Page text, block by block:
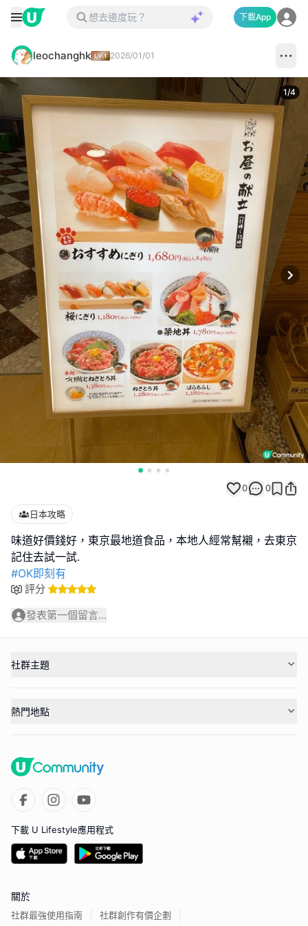
下載App
leochanghk 2026/01/01
1/4
0 0
日本攻略
味道好價錢好，東京最地道食品，本地人經常幫襯，去東京
#OK即刻有
評分
發表第一個留言...
社群主題
熱門地點
下載 U Lifestyle應用程式
關於
社群最強使用指南 社群創作有價企劃